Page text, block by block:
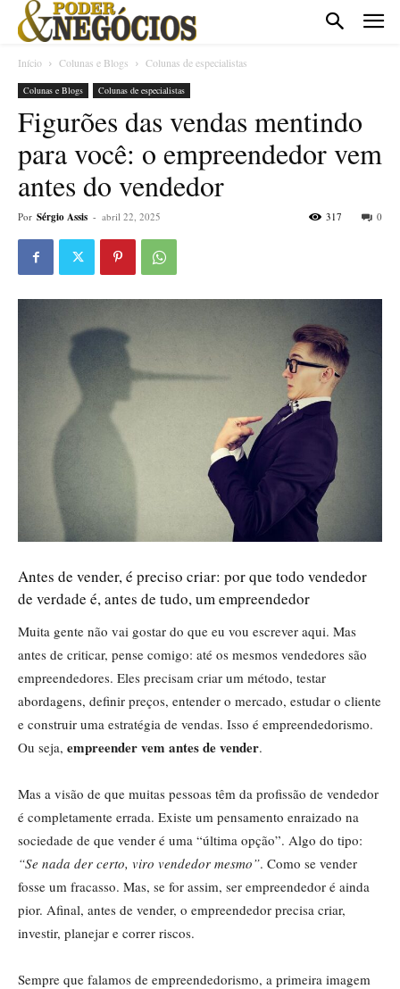
Início Colunas e Blogs Colunas de especialistas
Colunas e Blogs Colunas de especialistas
Figurões das vendas mentindo
para você: o empreendedor vem
antes do vendedor
Por Sérgio Assis - abril 22, 2025 0
317
Antes de vender, é preciso criar: por que todo vendedor
de verdade é, antes de tudo, um empreendedor
Muita gente não vai gostar do que eu vou escrever aqui. Mas
antes de criticar, pense comigo: até os mesmos vendedores são
empreendedores. Eles precisam criar um método, testar
abordagens, definir preços, entender o mercado, estudar o cliente
e construir uma estratégia de vendas. Isso é empreendedorismo.
Ou seja, empreender vem antes de vender.
Mas a visão de que muitas pessoas têm da profissão de vendedor
é completamente errada. Existe um pensamento enraizado na
sociedade de que vender é uma “última opção”. Algo do tipo:
“Se nada der certo, viro vendedor mesmo”. Como se vender
fosse um fracasso. Mas, se for assim, ser empreendedor é ainda
pior. Afinal, antes de vender, o empreendedor precisa criar,
investir, planejar e correr riscos.
Sempre que falamos de empreendedorismo, a primeira imagem